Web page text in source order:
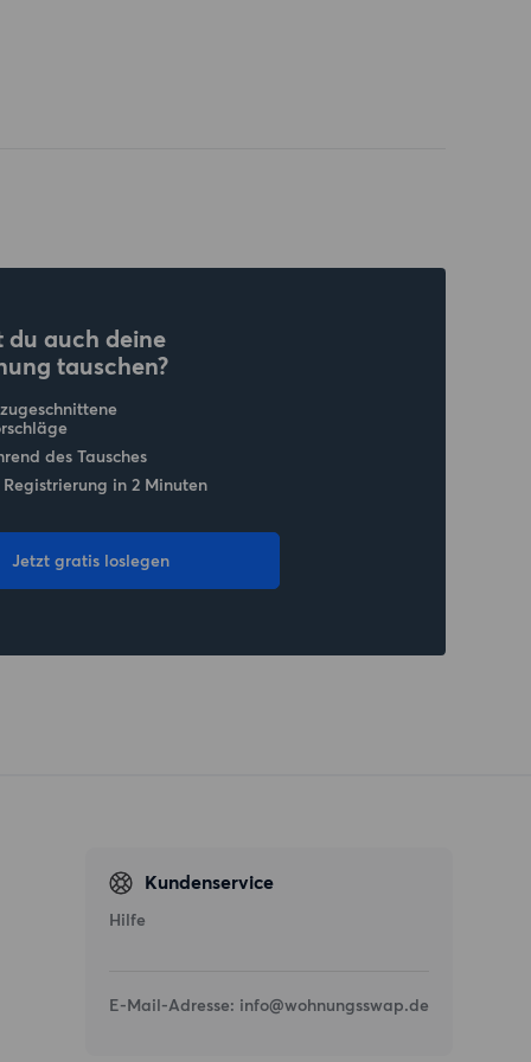
du auch deine
tauschen?
des Tausches
in 2 Minuten
Jetzt gratis loslegen
Kundenservice
Hilfe
E-Mail-Adresse: info@wohnungsswap.de